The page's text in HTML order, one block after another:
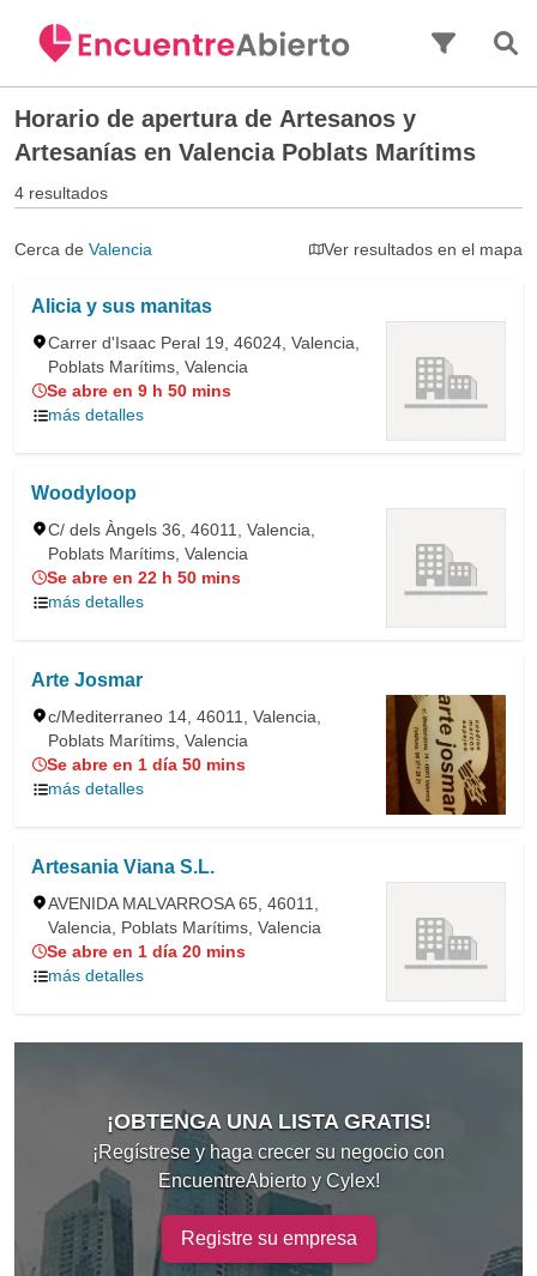
Horario de apertura de Artesanos y
Artesanías en Valencia Poblats Marítims
4 resultados
Cerca de Valencia Ver resultados en el mapa
Alicia y sus manitas
Carrer d'Isaac Peral 19, 46024, Valencia,
Poblats Marítims, Valencia
Se abre en 9 h 50 mins
más detalles
Woodyloop
C/ dels Àngels 36, 46011, Valencia,
Poblats Marítims, Valencia
Se abre en 22 h 50 mins
más detalles
Arte Josmar
c/Mediterraneo 14, 46011, Valencia,
Poblats Marítims, Valencia
Se abre en 1 día 50 mins
más detalles
Artesania Viana S.L.
AVENIDA MALVARROSA 65, 46011,
Valencia, Poblats Marítims, Valencia
Se abre en 1 día 20 mins
más detalles
¡OBTENGA UNA LISTA GRATIS!
¡Regístrese y haga crecer su negocio con
EncuentreAbierto y Cylex!
Registre su empresa